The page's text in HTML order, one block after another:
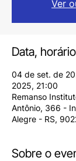
Ver
Data,
04 de set. de
2025, 21:00
Remanso
Antônio, 366 -
Alegre - RS,
Sobre o